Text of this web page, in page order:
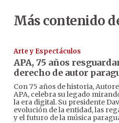
Más contenido
Arte y Espectáculos
APA, 75 años
derecho de autor
Con 75 años de historia,
APA, celebra su legado
la era digital. Su presidente
evolución de la entidad, las
y el futuro de la música